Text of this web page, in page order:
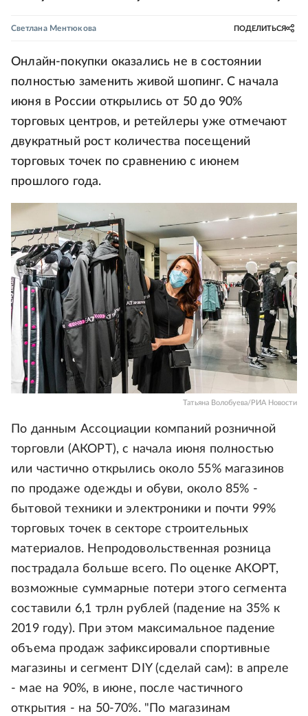
Светлана Ментюкова ПОДЕЛИТЬСЯ
Онлайн-покупки оказались не в состоянии
полностью заменить живой шопинг. С начала
июня в России открылись от 50 до 90%
торговых центров, и ретейлеры уже отмечают
двукратный рост количества посещений
торговых точек по сравнению с июнем
прошлого года.
Татьяна Волобуева/РИА Новости
По данным Ассоциации компаний розничной
торговли (АКОРТ), с начала июня полностью
или частично открылись около 55% магазинов
по продаже одежды и обуви, около 85% -
бытовой техники и электроники и почти 99%
торговых точек в секторе строительных
материалов. Непродовольственная розница
пострадала больше всего. По оценке АКОРТ,
возможные суммарные потери этого сегмента
составили 6,1 трлн рублей (падение на 35% к
2019 году). При этом максимальное падение
объема продаж зафиксировали спортивные
магазины и сегмент DIY (сделай сам): в апреле
- мае на 90%, в июне, после частичного
открытия - на 50-70%. "По магазинам